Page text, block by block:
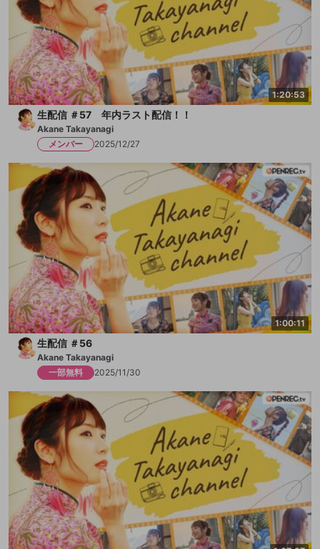
1:20:53
生配信 ＃57 年内ラスト配信！！
Akane Takayanagi
メンバー
2025/12/27
1:00:11
生配信 ＃56
Akane Takayanagi
一部無料
2025/11/30